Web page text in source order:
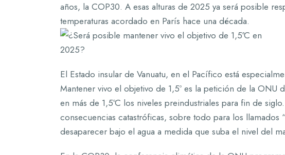
años, la COP30. A esas alturas de 2025 ya será posible
temperaturas acordado en París hace una década.
El Estado insular de Vanuatu, en el Pacífico está
Mantener vivo el objetivo de 1,5º es la petición de la ONU
en más de 1,5ºC los niveles preindustriales para fin de
consecuencias catastróficas, sobre todo para los
desaparecer bajo el agua a medida que suba el nivel del